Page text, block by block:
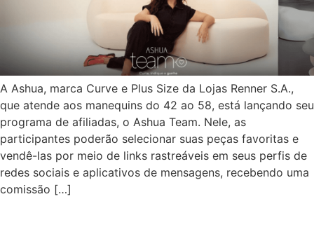
A Ashua, marca Curve e Plus Size da Lojas Renner S.A.,
que atende aos manequins do 42 ao 58, está lançando seu
programa de afiliadas, o Ashua Team. Nele, as
participantes poderão selecionar suas peças favoritas e
vendê-las por meio de links rastreáveis em seus perfis de
redes sociais e aplicativos de mensagens, recebendo uma
comissão […]